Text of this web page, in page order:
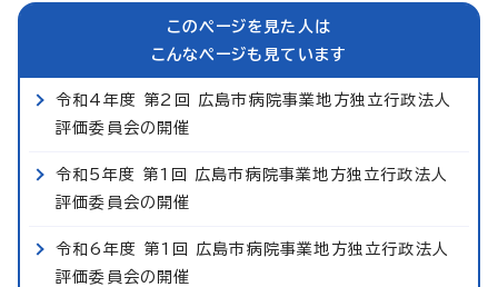
このページを見た人は
こんなページも見ています
令和4年度 第2回 広島市病院事業地方独立行政法人
評価委員会の開催
令和5年度 第1回 広島市病院事業地方独立行政法人
評価委員会の開催
令和6年度 第1回 広島市病院事業地方独立行政法人
評価委員会の開催